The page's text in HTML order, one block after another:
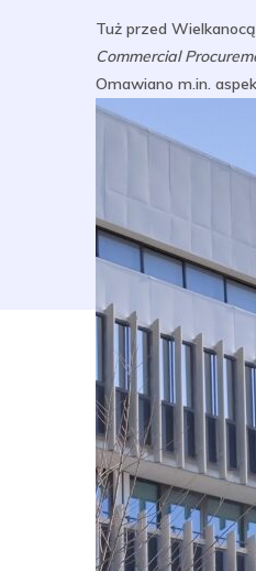
Tuż przed
Commercial
Omawiano m.in.